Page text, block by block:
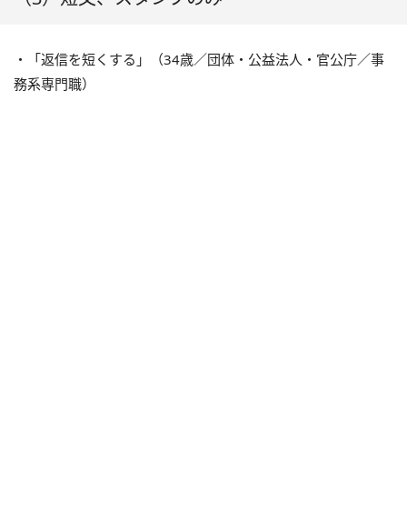
・「返信を短くする」（34歳／団体・公益法人・官公庁／事
務系専門職）